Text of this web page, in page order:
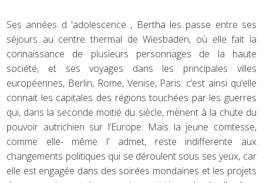
Ses années d 'adolescence , Bertha les passe entre ses
séjours au centre thermal de Wiesbaden, où elle fait la
connaissance de plusieurs personnages de la haute
société, et ses voyages dans les principales villes
européennes, Berlin, Rome, Venise, Paris: c’est ainsi qu’elle
connait les capitales des régions touchées par les guerres
qui, dans la seconde moitié du siècle, mènent à la chute du
pouvoir autrichien sur l’Europe. Mais la jeune comtesse,
comme elle- même l' admet, reste indifferente aux
changements politiques qui se déroulent sous ses yeux, car
elle est engagée dans des soirées mondaines et les projets